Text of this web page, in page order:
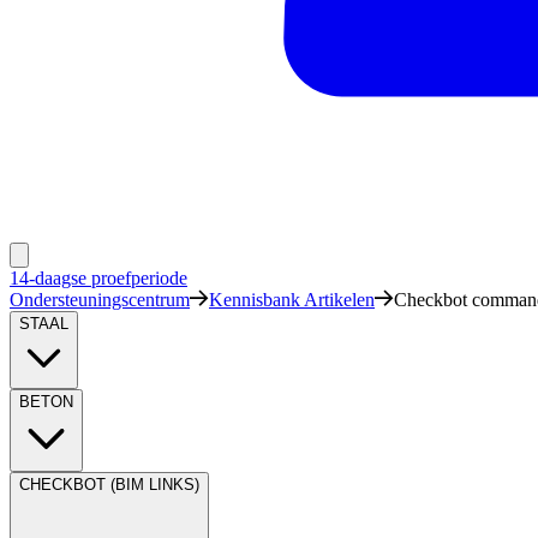
14-daagse proefperiode
Ondersteuningscentrum
Kennisbank Artikelen Checkbot
STAAL
BETON
CHECKBOT (BIM LINKS)